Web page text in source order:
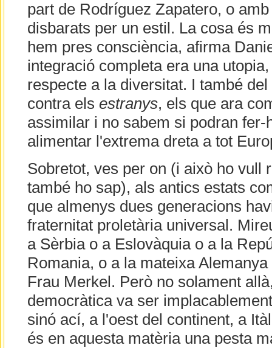
part de Rodríguez Zapatero, o
disbarats per un estil. La cosa és
hem pres consciència, afirma
integració completa era una
respecte a la diversitat. I també
contra els estranys, els que ara
assimilar i no sabem si podran fer-
alimentar l'extrema dreta a tot
Sobretot, ves per on (i això ho vull
també ho sap), als antics estats
que almenys dues generacions
fraternitat proletària universal.
a Sèrbia o a Eslovàquia o a la
Romania, o a la mateixa
Frau Merkel. Però no solament
democràtica va ser
sinó ací, a l'oest del continent, a
és en aquesta matèria una pesta